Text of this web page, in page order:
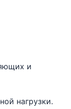
и
нагрузки.